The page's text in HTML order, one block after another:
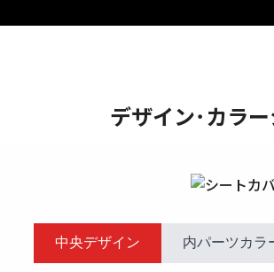
デザイン･カラ
中央デザイン 内パーツカラ